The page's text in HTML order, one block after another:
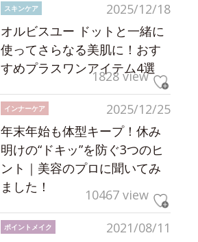
2025/12/18
スキンケア
オルビスユー ドットと一緒に
使ってさらなる美肌に！おす
すめプラスワンアイテム4選
1828 view
2025/12/25
インナーケア
年末年始も体型キープ！休み
明けの“ドキッ”を防ぐ3つのヒ
ント｜美容のプロに聞いてみ
ました！
10467 view
2021/08/11
ポイントメイク